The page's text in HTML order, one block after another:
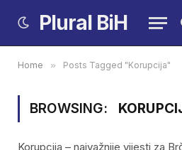
Plural BiH
Home » Posts Tagged "Korupcija"
BROWSING:
Korupcija – najvažnije vijesti za